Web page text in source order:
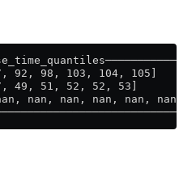
92, 98, 103, 104,
47, 49, 51, 52, 52,
nan, nan, nan, nan,